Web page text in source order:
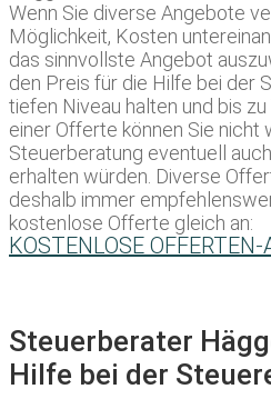
Wenn Sie diverse Angebote
Möglichkeit, Kosten
das sinnvollste Angebot
den Preis für die Hilfe bei der
tiefen Niveau halten und bis
einer Offerte können Sie nicht
Steuerberatung eventuell
erhalten würden. Diverse
deshalb immer
kostenlose Offerte gleich an:
KOSTENLOSE
Steuerberater
Hilfe bei der